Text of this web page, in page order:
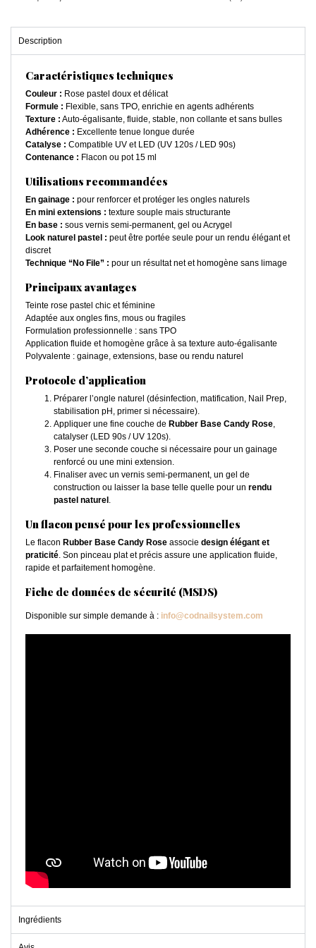
Description
Caractéristiques techniques
Couleur : Rose pastel doux et délicat
Formule : Flexible, sans TPO, enrichie en agents adhérents
Texture : Auto-égalisante, fluide, stable, non collante et sans bulles
Adhérence : Excellente tenue longue durée
Catalyse : Compatible UV et LED (UV 120s / LED 90s)
Contenance : Flacon ou pot 15 ml
Utilisations recommandées
En gainage : pour renforcer et protéger les ongles naturels
En mini extensions : texture souple mais structurante
En base : sous vernis semi-permanent, gel ou Acrygel
Look naturel pastel : peut être portée seule pour un rendu élégant et
discret
Technique “No File” : pour un résultat net et homogène sans limage
Principaux avantages
Teinte rose pastel chic et féminine
Adaptée aux ongles fins, mous ou fragiles
Formulation professionnelle : sans TPO
Application fluide et homogène grâce à sa texture auto-égalisante
Polyvalente : gainage, extensions, base ou rendu naturel
Protocole d’application
Préparer l’ongle naturel (désinfection, matification, Nail Prep,
stabilisation pH, primer si nécessaire).
Appliquer une fine couche de Rubber Base Candy Rose,
catalyser (LED 90s / UV 120s).
Poser une seconde couche si nécessaire pour un gainage
renforcé ou une mini extension.
Finaliser avec un vernis semi-permanent, un gel de
construction ou laisser la base telle quelle pour un rendu
pastel naturel .
Un flacon pensé pour les professionnelles
Le flacon Rubber Base Candy Rose associe design élégant et
praticité. Son pinceau plat et précis assure une application fluide,
rapide et parfaitement homogène.
Fiche de données de sécurité (MSDS)
Disponible sur simple demande à : info@codnailsystem.com
Ingrédients